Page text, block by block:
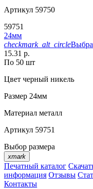
Артикул 59750
59751
24мм
checkmark_alt_circle
15.31 р.
По 50 шт
Цвет черный никель
Размер 24мм
Материал металл
Артикул 59751
Выбор размера
xmark
Печатный каталог
информация Отзывы
Контакты